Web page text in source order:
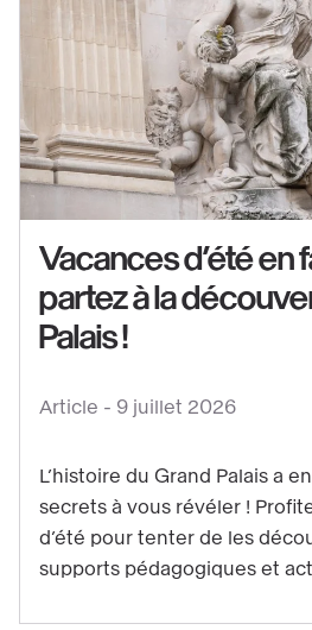
Voir
famille
Vacances d’été en
partez à la
Palais !
Article - 9 juillet 2026
L’histoire du Grand Palais a
secrets à vous révéler !
d’été pour tenter de les
supports pédagogiques et